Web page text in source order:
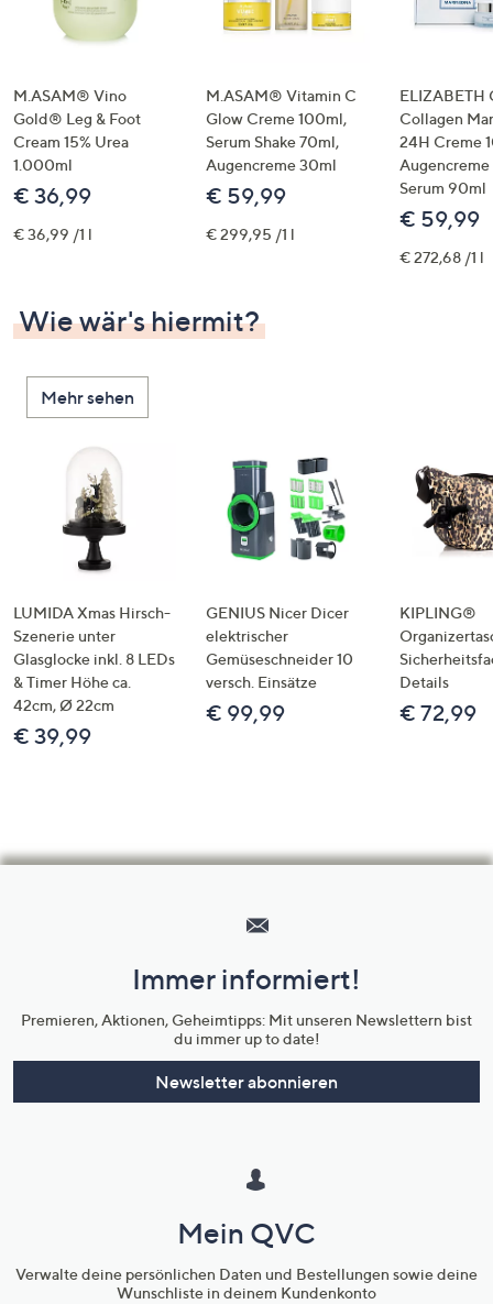
M.ASAM® Vino
Gold® Leg & Foot
Cream 15% Urea
1.000ml
€ 36,99
€ 36,99 /1 l
M.ASAM® Vitamin C
Glow Creme 100ml,
Serum Shake 70ml,
Augencreme 30ml
€ 59,99
€ 299,95 /1 l
ELIZABETH
Collagen
24H Creme
Serum 90ml
€ 59,99
€ 272,68 /1 l
Wie wär's hiermit?
Mehr sehen
LUMIDA Xmas Hirsch-
Szenerie unter
Glasglocke inkl. 8 LEDs
& Timer Höhe ca.
42cm, Ø 22cm
€ 39,99
GENIUS Nicer Dicer
elektrischer
Gemüseschneider 10
versch. Einsätze
€ 99,99
KIPLING®
Details
€ 72,99
Unternehmensinformationen
Immer informiert!
Premieren, Aktionen, Geheimtipps: Mit unseren Newslettern bist
du immer up to date!
Newsletter abonnieren
Mein QVC
Verwalte deine persönlichen Daten und Bestellungen sowie deine
Wunschliste in deinem Kundenkonto